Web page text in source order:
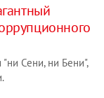
"ни Сени, ни Бени",